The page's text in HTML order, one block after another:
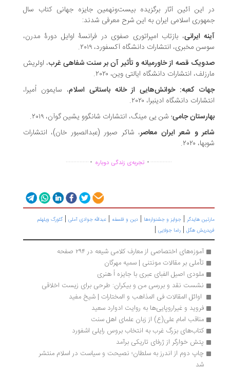
این آئین آثار برگزیده بیست‌ونهمین جایزه جهانی کتاب سال
اسلامی ایران به این شرح معرفی شدند:
ایرانی، بازتاب امپراتوری صفوی در فرانسۀ اوایل دورۀ مدرن،
مخبری، انتشارات دانشگاه آکسفورد، ۲۰۱۹.
قصه از خاورمیانه و تأثیر آن بر سنت شفاهی غرب، اولریش
انتشارات دانشگاه ایالتی وین، ۲۰۲۰.
کعبه: خوانش‌هایی از خانه باستانی اسلام ، سایمون اُمیرا،
دانشگاه ادینبرا، ۲۰۲۰.
جامی؛ شن یی مینگ، انتشارات شانگ‎وو یشین گوآن، ۲۰۱۹.
و شعر ایران معاصر ، شاکر صبور (عبدالصبور خان)، انتشارات
............... .تجربه‌ی زندگی دوباره ...............
هایدگر| جوایز و جشنواره‌ها|دین و فلسفه|عبدالله جوادی آملی|گئورگ ویلهلم
هگل|رضا جولایی|
آموزه‌های اختصاصی از معارف کلامی شیعه در ۲۹۴ صفحه
تأملی بر مقالات مونتنی | سمیه مهرگان
ملودی اصیل الفبای عبری با جایزه اُ هنری
نشست نقد و بررسی من و بیکران: طرحی برای زیست اخلاقی
اوائل المقالات فی المذاهب و المختارات | شیخ مفید
فروید و غیراروپایی‌ها به روایت ادوارد سعید
مناقب امام علی(ع) از زبان علمای اهل سنت
کتاب‌های بزرگ غرب به انتخاب بروس رایلی اشفورد
پتش خوارگر از ژرفای تاریکی برآمد
چاپ دوم از اندرز به سلطان؛ نصیحت و سیاست در اسلام منتشر